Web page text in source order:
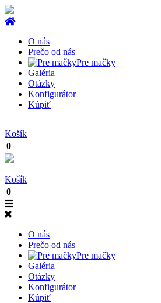
O nás
Prečo od nás
Pre mačky
Galéria
Otázky
Konfigurátor
Kúpiť
Košík
0
Košík
0
O nás
Prečo od nás
Pre mačky
Galéria
Otázky
Konfigurátor
Kúpiť